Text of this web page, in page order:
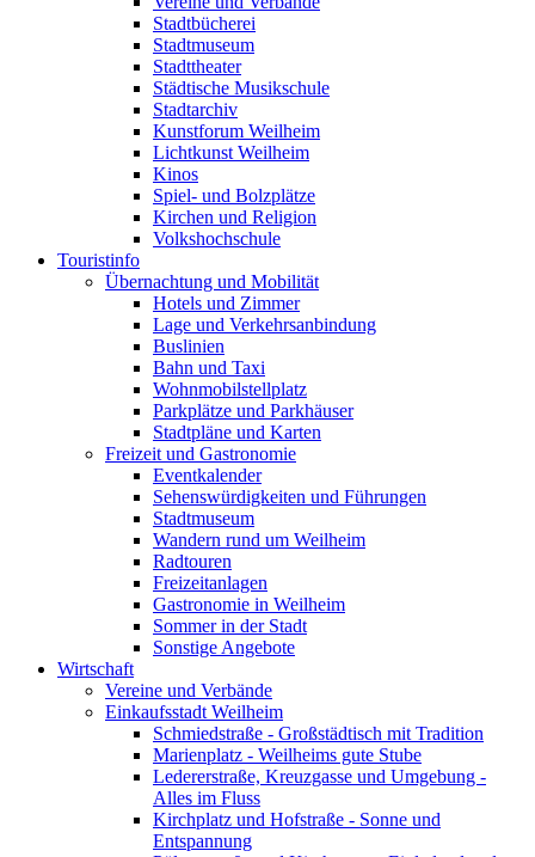
Stadtbücherei
Stadtmuseum
Stadttheater
Städtische Musikschule
Stadtarchiv
Kunstforum Weilheim
Lichtkunst Weilheim
Kinos
Spiel- und Bolzplätze
Kirchen und Religion
Volkshochschule
Touristinfo
Übernachtung und Mobilität
Hotels und Zimmer
Lage und Verkehrsanbindung
Buslinien
Bahn und Taxi
Wohnmobilstellplatz
Parkplätze und Parkhäuser
Stadtpläne und Karten
Freizeit und Gastronomie
Eventkalender
Sehenswürdigkeiten und Führungen
Stadtmuseum
Wandern rund um Weilheim
Radtouren
Freizeitanlagen
Gastronomie in Weilheim
Sommer in der Stadt
Sonstige Angebote
Wirtschaft
Vereine und Verbände
Einkaufsstadt Weilheim
Schmiedstraße - Großstädtisch mit Tradition
Marienplatz - Weilheims gute Stube
Ledererstraße, Kreuzgasse und Umgebung -
Alles im Fluss
Kirchplatz und Hofstraße - Sonne und
Entspannung